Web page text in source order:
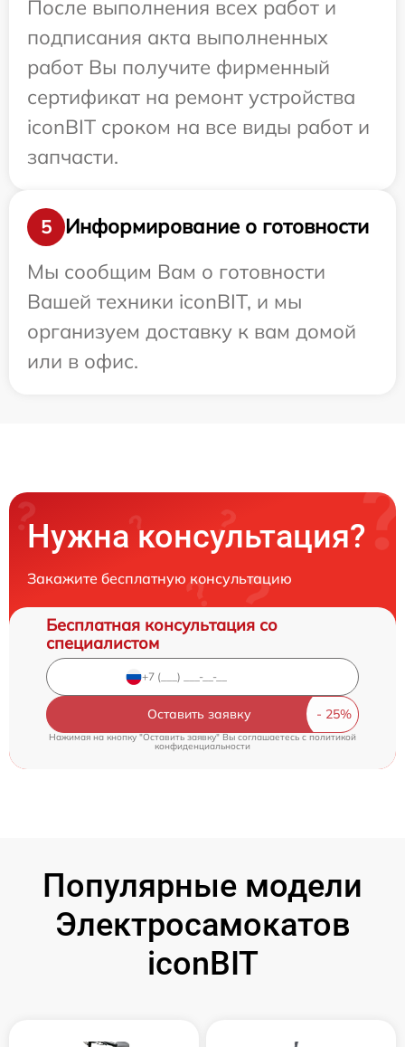
После выполнения всех работ и
подписания акта выполненных
работ Вы получите фирменный
сертификат на ремонт устройства
iconBIT сроком на все виды работ и
запчасти.
5
Информирование о готовности
Мы сообщим Вам о готовности
Вашей техники iconBIT, и мы
организуем доставку к вам домой
или в офис.
Нужна консультация?
Закажите бесплатную консультацию
Бесплатная консультация со
специалистом
Оставить заявку
Нажимая на кнопку "Оставить заявку" Вы соглашаетесь cполитикой
конфиденциальности
Популярные модели
Электросамокатов
iconBIT